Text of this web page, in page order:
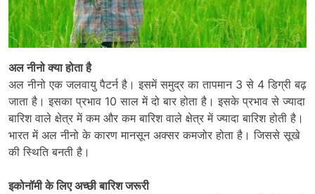
अल नीनो क्या होता है
अल नीनो एक जलवायु पैटर्न है। इसमें समुद्र का तापमान 3 से 4 डिग्री बढ़
जाता है। इसका प्रभाव 10 साल में दो बार होता है। इसके प्रभाव से ज्यादा
बारिश वाले क्षेत्र में कम और कम बारिश वाले क्षेत्र में ज्यादा बारिश होती है।
भारत में अल नीनो के कारण मानसून अक्सर कमजोर होता है। जिससे सूखे
की स्थिति बनती है।
इकोनॉमी के लिए अच्छी बारिश जरूरी